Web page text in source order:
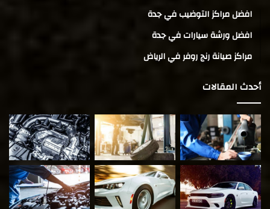
افضل مراكز التوضيب في جدة
افضل ورشة سيارات في جدة
مراكز صيانة رنج روفر في الرياض
أحدث المقالات